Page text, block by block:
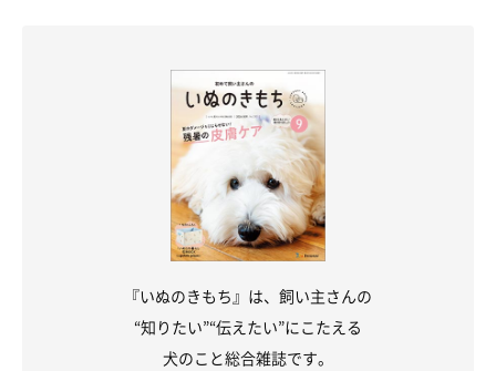
『いぬのきもち』は、飼い主さんの
“知りたい”“伝えたい”にこたえる
犬のこと総合雑誌です。